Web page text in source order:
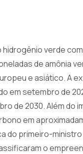
verde
de amônia
e asiático. A
em setembro de
de 2030. Além do
em
do primeiro-ministro
o